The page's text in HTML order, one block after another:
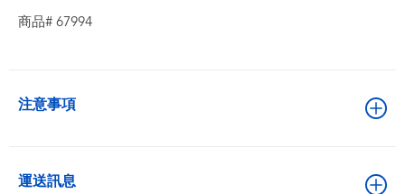
商品# 67994
注意事項
運送訊息